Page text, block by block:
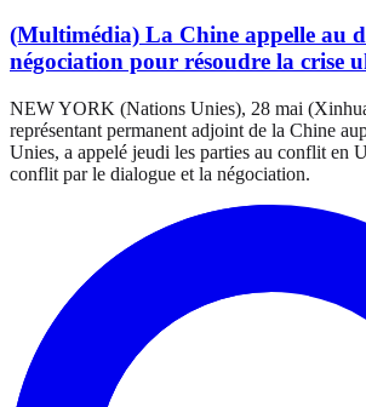
(Multimédia) La Chine appelle au
négociation pour résoudre la crise
NEW YORK (Nations Unies), 28 mai
représentant permanent adjoint de la Chine
Unies, a appelé jeudi les parties au conflit en
conflit par le dialogue et la négociation.